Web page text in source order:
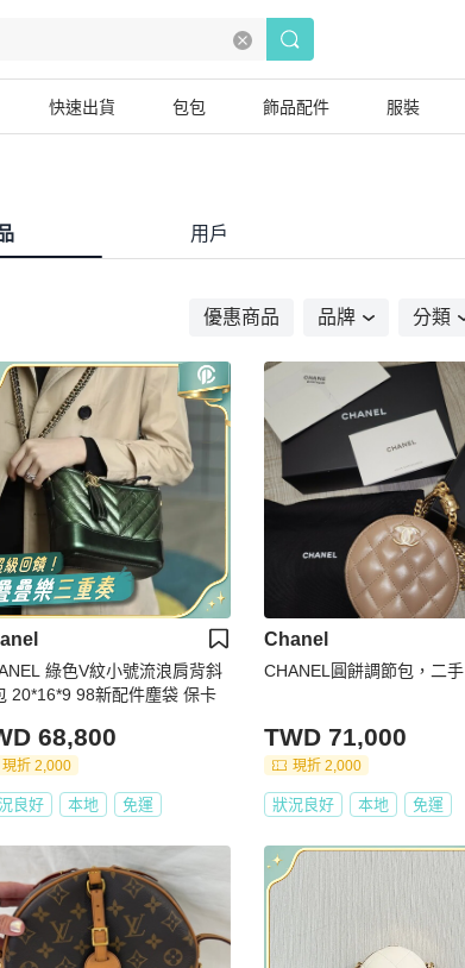
快速出貨 包包 飾品配件 服裝
用戶
優惠商品 品牌 分類
綠色V紋小號流浪肩背斜
20*16*9 98新配件塵袋 保卡
68,800
現折 2,000
良好 本地 免運
Chanel
CHANEL圓餅調節包，二手
TWD 71,000
現折 2,000
狀況良好 本地 免運